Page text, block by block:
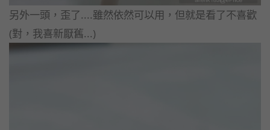
另外一頭，歪了....雖然依然可以用，但就是看了不喜歡
(對，我喜新厭舊...)